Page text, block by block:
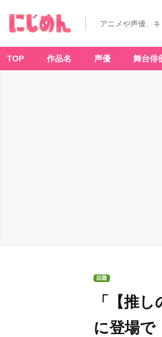
アニメや声優、
TOP 作品名 声優 舞台俳
話題
「【推
に登場で